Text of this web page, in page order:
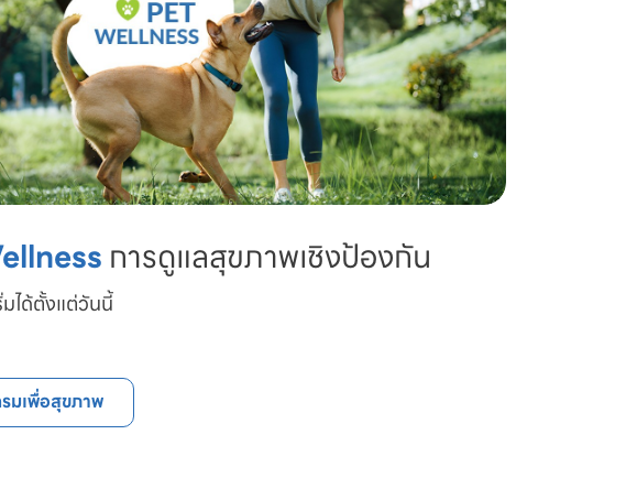
การดูแลสุขภาพเชิงป้องกัน
ได้ตั้งแต่วันนี้
มเพื่อสุขภาพ